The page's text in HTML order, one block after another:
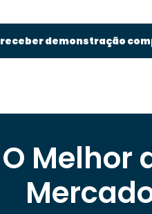
receber demonstração
O Melhor